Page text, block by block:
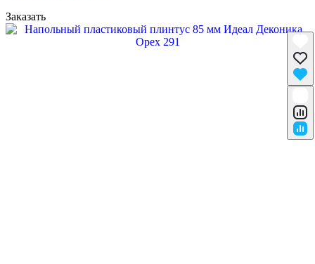
Заказать